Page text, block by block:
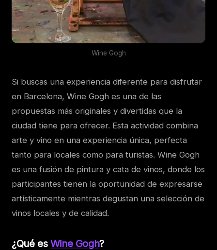
Wine Gogh
Si buscas una experiencia diferente para disfrutar
en Barcelona, Wine Gogh es una de las
propuestas más originales y divertidas que la
ciudad tiene para ofrecer. Esta actividad combina
arte y vino en una experiencia única, perfecta
tanto para locales como para turistas. Wine Gogh
es una fusión de pintura y cata de vinos, donde los
participantes tienen la oportunidad de expresarse
artísticamente mientras degustan una selección de
vinos locales y de calidad.
¿Qué es Wine Gogh?